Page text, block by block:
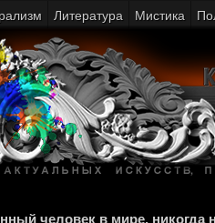
человек в мире,
Литература Мистика